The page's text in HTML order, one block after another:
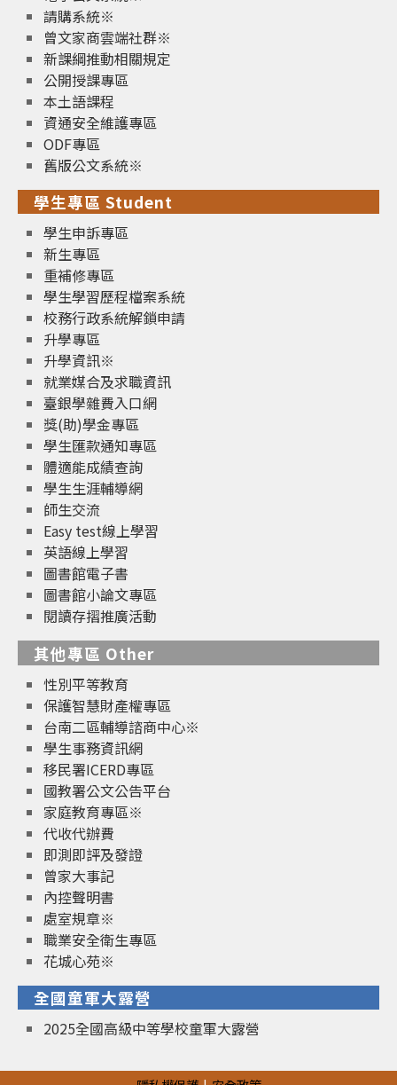
請購系統※
曾文家商雲端社群※
新課綱推動相關規定
公開授課專區
本土語課程
資通安全維護專區
ODF專區
舊版公文系統※
學生專區 Student
學生申訴專區
新生專區
重補修專區
學生學習歷程檔案系統
校務行政系統解鎖申請
升學專區
升學資訊※
就業媒合及求職資訊
臺銀學雜費入口網
獎(助)學金專區
學生匯款通知專區
體適能成績查詢
學生生涯輔導網
師生交流
Easy test線上學習
英語線上學習
圖書館電子書
圖書館小論文專區
閱讀存摺推廣活動
其他專區 Other
性別平等教育
保護智慧財產權專區
台南二區輔導諮商中心※
學生事務資訊網
移民署ICERD專區
國教署公文公告平台
家庭教育專區※
代收代辦費
即測即評及發證
曾家大事記
內控聲明書
處室規章※
職業安全衛生專區
花城心苑※
全國童軍大露營
2025全國高級中等學校童軍大露營